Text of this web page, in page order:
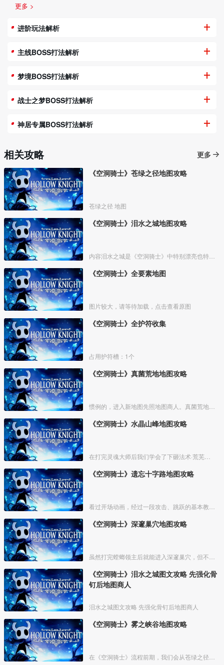
更多 >
进阶玩法解析
主线BOSS打法解析
梦境BOSS打法解析
战士之梦BOSS打法解析
神居专属BOSS打法解析
相关攻略
更多
《空洞骑士》苍绿之径地图攻略
苍绿之径 地图
《空洞骑士》泪水之城地图攻略
《空洞骑士》全要素地图
图片较大，请等待加载，点击查看原图
《空洞骑士》全护符收集
占用护符槽：1个
《空洞骑士》真菌荒地地图攻略
《空洞骑士》水晶山峰地图攻略
《空洞骑士》遗忘十字路地图攻略
《空洞骑士》深邃巢穴地图攻略
《空洞骑士》泪水之城图文攻略 先强化骨
钉后地图商人
泪水之城图文攻略 先强化骨钉后地图商人
《空洞骑士》雾之峡谷地图攻略